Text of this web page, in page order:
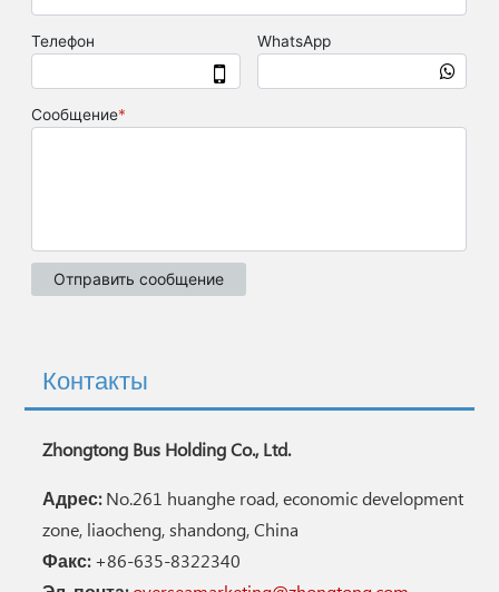
Контакты
Zhongtong Bus Holding Co., Ltd.
Адрес:No.261 huanghe road, economic development
zone, liaocheng, shandong, China
Факс:+86-635-8322340